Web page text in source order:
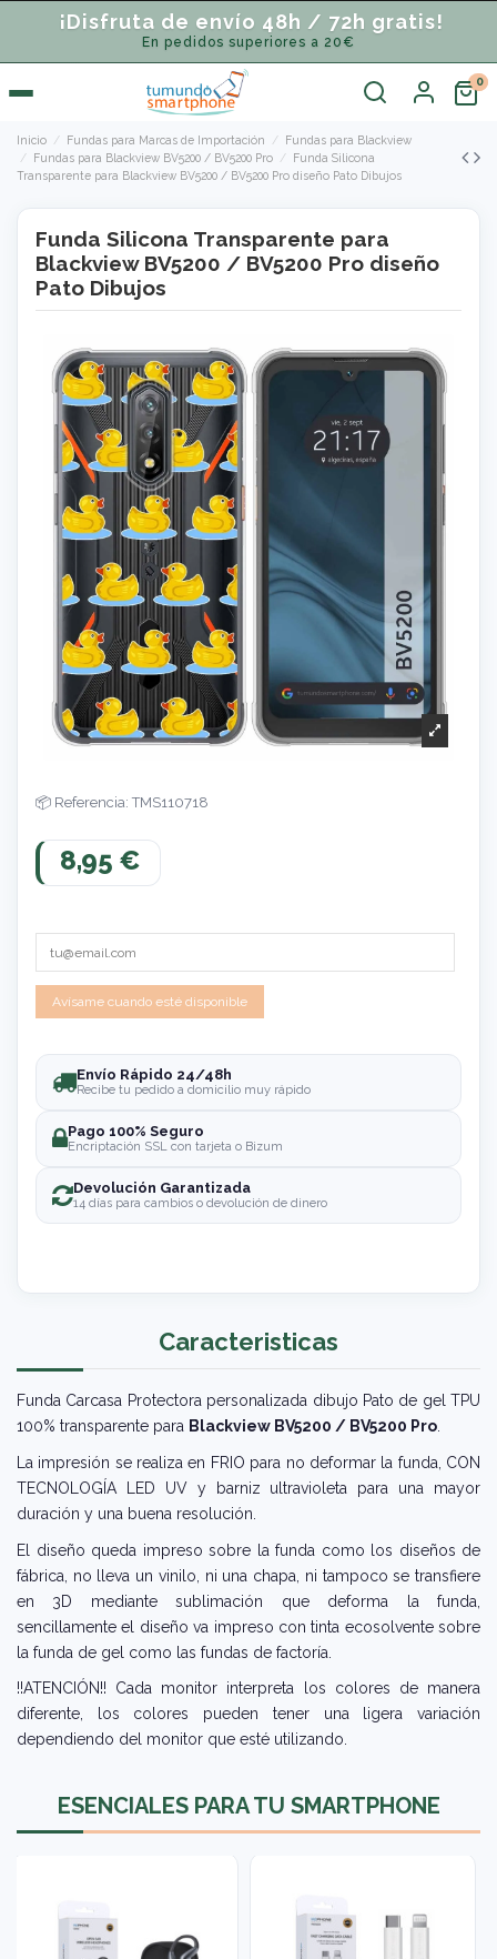
¡Disfruta de envío 48h / 72h gratis!
En pedidos superiores a 20€
Inicio Fundas para Marcas de Importación
Fundas para Blackview
Fundas para Blackview BV5200 / BV5200 Pro
Funda Silicona
Transparente para Blackview BV5200 / BV5200 Pro diseño Pato Dibujos
Funda Silicona Transparente para
Blackview BV5200 / BV5200 Pro diseño
Pato Dibujos
Referencia: TMS110718
8,95 €
Envío Rápido 24/48h
Recibe tu pedido a domicilio muy rápido
Pago 100% Seguro
Encriptación SSL con tarjeta o Bizum
Devolución Garantizada
14 días para cambios o devolución de dinero
Caracteristicas
Funda Carcasa Protectora personalizada dibujo Pato de gel TPU
100% transparente para Blackview BV5200 / BV5200 Pro.
La impresión se realiza en FRIO para no deformar la funda, CON
TECNOLOGÍA LED UV y barniz ultravioleta para una mayor
duración y una buena resolución.
El diseño queda impreso sobre la funda como los diseños de
fábrica, no lleva un vinilo, ni una chapa, ni tampoco se transfiere
en 3D mediante sublimación que deforma la funda,
sencillamente el diseño va impreso con tinta ecosolvente sobre
la funda de gel como las fundas de factoría.
!!ATENCIÓN!! Cada monitor interpreta los colores de manera
diferente, los colores pueden tener una ligera variación
dependiendo del monitor que esté utilizando.
ESENCIALES PARA TU SMARTPHONE